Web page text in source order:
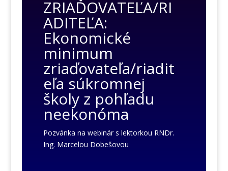
ZRIAĎOVATEĽA/RI
ADITEĽA:
Ekonomické
minimum
zriaďovateľa/riadit
eľa súkromnej
školy z pohľadu
neekonóma
Pozvánka na webinár s lektorkou RNDr.
Ing. Marcelou Dobešovou